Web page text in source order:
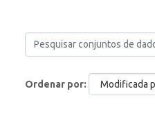
Ordenar por